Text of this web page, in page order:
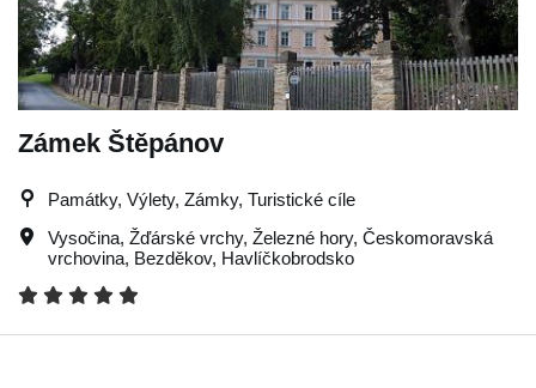
Zámek Štěpánov
Památky, Výlety, Zámky, Turistické cíle
Vysočina, Žďárské vrchy, Železné hory, Českomoravská
vrchovina, Bezděkov, Havlíčkobrodsko